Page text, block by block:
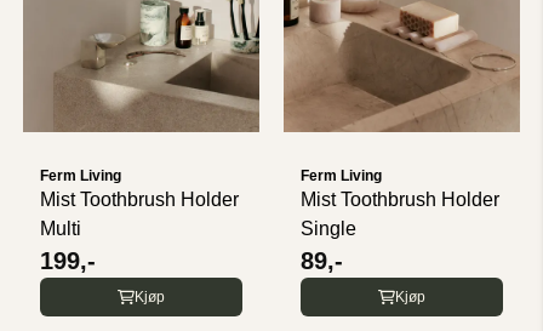
Ferm Living
Mist Toothbrush Holder
Multi
199,-
Kjøp
Ferm Living
Mist Toothbrush Holder
Single
89,-
Kjøp